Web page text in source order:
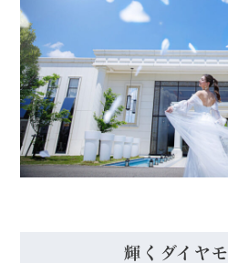
輝くダイヤ